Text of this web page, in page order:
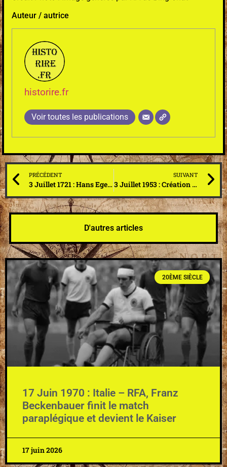
Auteur / autrice
historire.fr
Voir toutes les publications
PRÉCÉDENT
3 Juillet 1721 : Hans Egede arrive au Groenland dans le but d’évangéliser les populations locales
SUIVANT
3 Juillet 1953 : Création du maillot vert sur le Tour de France qui récompense des cyclistes appartenant à une autre planète
D'autres articles
20ÈME SIÈCLE
17 Juin 1970 : Italie – RFA, Franz
Beckenbauer finit le match
paraplégique et devient le Kaiser
17 juin 2026